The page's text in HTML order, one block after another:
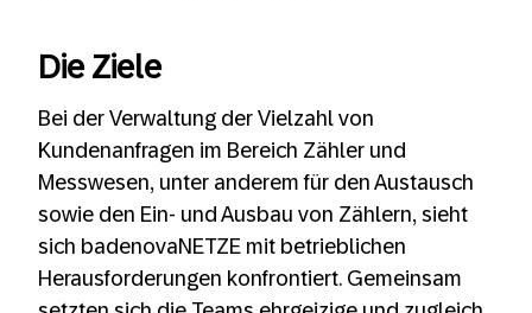
Die Ziele
Bei der Verwaltung der Vielzahl von
Kundenanfragen im Bereich Zähler und
Messwesen, unter anderem für den Austausch
sowie den Ein- und Ausbau von Zählern, sieht
sich badenovaNETZE mit betrieblichen
Herausforderungen konfrontiert. Gemeinsam